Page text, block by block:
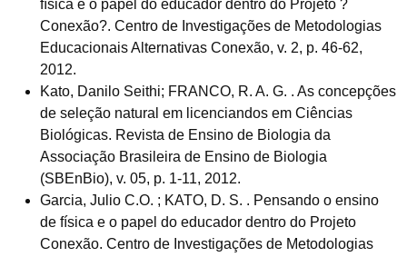
física e o papel do educador dentro do Projeto ?
Conexão?. Centro de Investigações de Metodologias
Educacionais Alternativas Conexão, v. 2, p. 46-62,
2012.
Kato, Danilo Seithi; FRANCO, R. A. G. . As concepções
de seleção natural em licenciandos em Ciências
Biológicas. Revista de Ensino de Biologia da
Associação Brasileira de Ensino de Biologia
(SBEnBio), v. 05, p. 1-11, 2012.
Garcia, Julio C.O. ; KATO, D. S. . Pensando o ensino
de física e o papel do educador dentro do Projeto
Conexão. Centro de Investigações de Metodologias